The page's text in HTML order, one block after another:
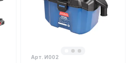
Арт. И002